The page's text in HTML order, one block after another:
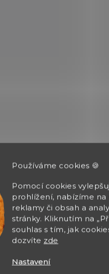
Používáme cookies 🍪
Pomocí cookies
prohlížení, nabízíme
reklamy či obsah a
stránky. Kliknutím na
souhlas s tím, jak
dozvíte zde
Nastavení